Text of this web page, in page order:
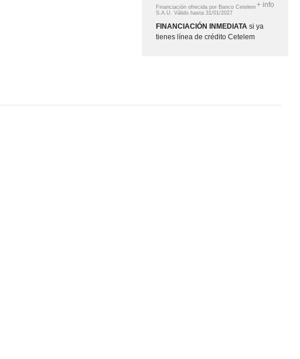
Financiación ofrecida por Banco Cetelem
S.A.U.Válido hasta31/01/2027
+ info
FINANCIACIÓN INMEDIATA si ya
tienes línea de crédito Cetelem